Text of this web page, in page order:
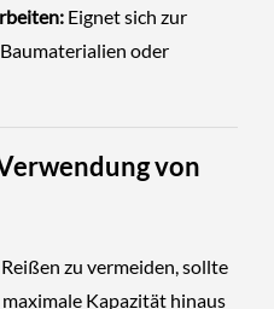
Eignet sich zur
oder
von
zu vermeiden, sollte
Kapazität hinaus